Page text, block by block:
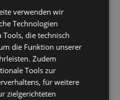
Kiesel GmbH
Klapdor & Partner GbR
Kliniken Oberbayern[2003]
Klinikum Esslingen
Klinikum Kaufbeuren Ostallgäu
[2003]
verwenden wir
Technologien
Tools, die technisch
die Funktion unserer
Zudem
Tools zur
für weitere
zielgerichteten